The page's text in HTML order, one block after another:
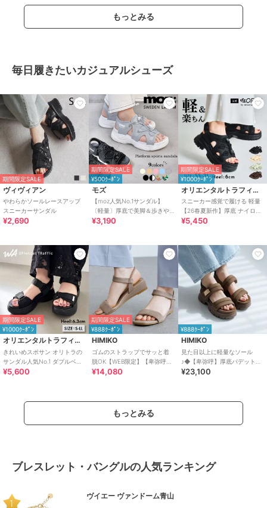
もっとみる
毎日履きたいカジュアルシューズ
期間限定SALE
ヴィヴィアン
やわらかソールレースアップ
スニーカーサンダル
¥2,690
期間限定SALE
¥500ｸｰﾎﾟﾝ
モズ
【moz人気No.1サンダル】
〔軽量〕厚底で美脚＆歩きや
すい！疲れにくいフィット感
¥3,190
期間限定SALE
¥1000ｸｰﾎﾟﾝ
オリエンタルトラフィック
スニーカー感覚で履ける 軽量
【26春夏新作】厚底 ナイロン
スポーツサンダル /OT3232
¥5,450
期間限定SALE
¥1000ｸｰﾎﾟﾝ
オリエンタルトラフィック
きれいめスポサン オリトラの
サンダル人気No.1 ダブルベル
ト スポーツサンダル /42207
¥5,600
期間限定SALE
¥888ｸｰﾎﾟﾝ
HIMIKO
ゴムのストラップでサッと着
脱OK【WEB限定】【卑弥呼
26SS】ゴムストラップサンダ
¥14,080
¥888ｸｰﾎﾟﾝ
HIMIKO
見た目以上に軽量なソール
♪◆【卑弥呼】厚底パデットサ
ンダル/661201
¥23,100
もっとみる
ブレスレット・バングルの人気ランキング
ヴイエー ヴァンドーム青山